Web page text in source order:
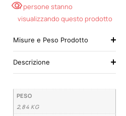
4 persone stanno
visualizzando questo prodotto
Misure e Peso Prodotto
Descrizione
PESO
2,84 KG